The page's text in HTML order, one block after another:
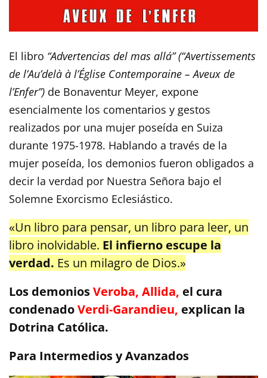
El libro “Advertencias del mas allá” (“Avertissements
de l’Au’delà à l’Église Contemporaine – Aveux de
l’Enfer”) de Bonaventur Meyer, expone
esencialmente los comentarios y gestos
realizados por una mujer poseída en Suiza
durante 1975-1978. Hablando a través de la
mujer poseída, los demonios fueron obligados a
decir la verdad por Nuestra Señora bajo el
Solemne Exorcismo Eclesiástico.
«Un libro para pensar, un libro para leer, un
libro inolvidable. El infierno escupe la
verdad. Es un milagro de Dios.»
Los demoniosVeroba, Allida, el cura
condenadoVerdi-Garandieu, explican la
Dotrina Católica.
Para Intermedios y Avanzados